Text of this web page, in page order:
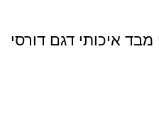
איכותי דגם דורסי